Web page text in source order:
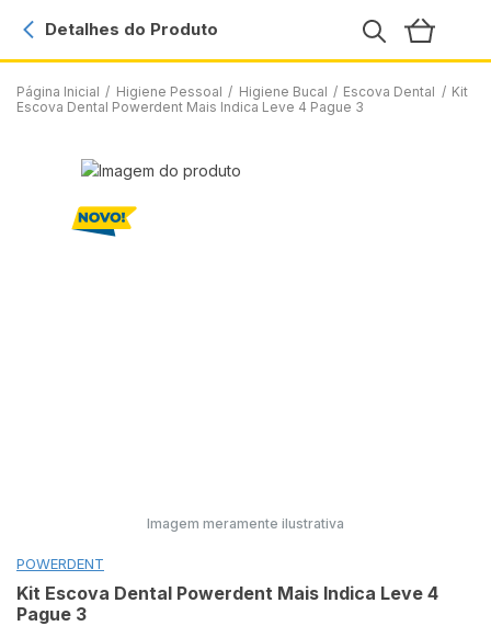
Página Inicial / Higiene Pessoal / Higiene Bucal / Escova Dental / Kit
Escova Dental Powerdent Mais Indica Leve 4 Pague 3
Detalhes do Produto
Imagem meramente ilustrativa
POWERDENT
Kit Escova Dental Powerdent Mais Indica Leve 4
Pague 3